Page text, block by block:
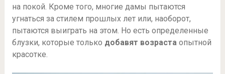
на покой. Кроме того, многие дамы пытаются
угнаться за стилем прошлых лет или, наоборот,
пытаются выиграть на этом. Но есть определенные
блузки, которые только добавят возрастаопытной
красотке.